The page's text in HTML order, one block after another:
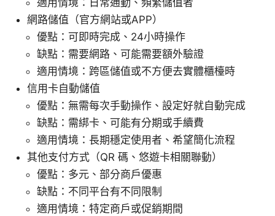
適用情境：日常通勤、頻繁儲值者
網路儲值（官方網站或APP）
優點：可即時完成、24小時操作
缺點：需要網路、可能需要額外驗證
適用情境：跨區儲值或不方便去實體櫃檯時
信用卡自動儲值
優點：無需每次手動操作、設定好就自動完成
缺點：需綁卡、可能有分期或手續費
適用情境：長期穩定使用者、希望簡化流程
其他支付方式（QR 碼、悠遊卡相關聯動）
優點：多元、部分商戶優惠
缺點：不同平台有不同限制
適用情境：特定商戶或促銷期間